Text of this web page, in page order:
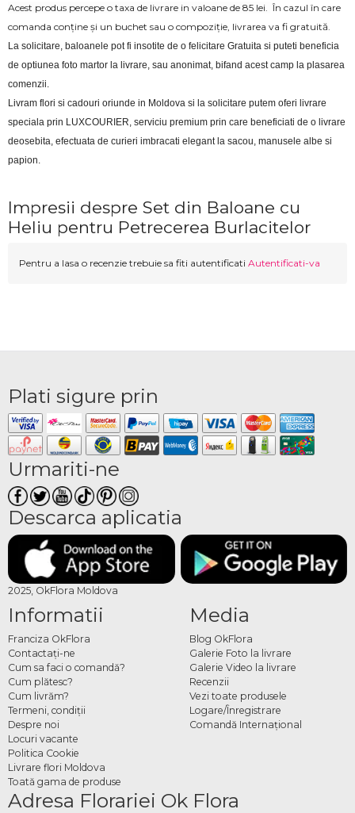
Acest produs percepe o taxa de livrare in valoane de 85 lei.
În cazul în care
comanda conține și un buchet sau o compoziție, livrarea va fi gratuită.
La solicitare, baloanele pot fi insotite de o felicitare Gratuita si puteti beneficia
de optiunea foto martor la livrare, sau anonimat, bifand acest camp la plasarea
comenzii.
Livram flori si cadouri oriunde in Moldova si la solicitare putem oferi livrare
speciala prin LUXCOURIER, serviciu premium prin care beneficiati de o livrare
deosebita, efectuata de curieri imbracati elegant la sacou, manusele albe si
papion.
Impresii despre Set din Baloane cu
Heliu pentru Petrecerea Burlacitelor
Pentru a lasa o recenzie trebuie sa fiti autentificati Autentificati-va
Plati sigure prin
Urmariti-ne
Descarca aplicatia
2025, OkFlora Moldova
Informatii
Franciza OkFlora
Contactaţi-ne
Cum sa faci o comandă?
Cum plătesc?
Cum livrăm?
Termeni, condiţii
Despre noi
Locuri vacante
Politica Cookie
Livrare flori Moldova
Toată gama de produse
Media
Blog OkFlora
Galerie Foto la livrare
Galerie Video la livrare
Recenzii
Vezi toate produsele
Logare/Înregistrare
Comandă Internațional
Adresa Florariei Ok Flora